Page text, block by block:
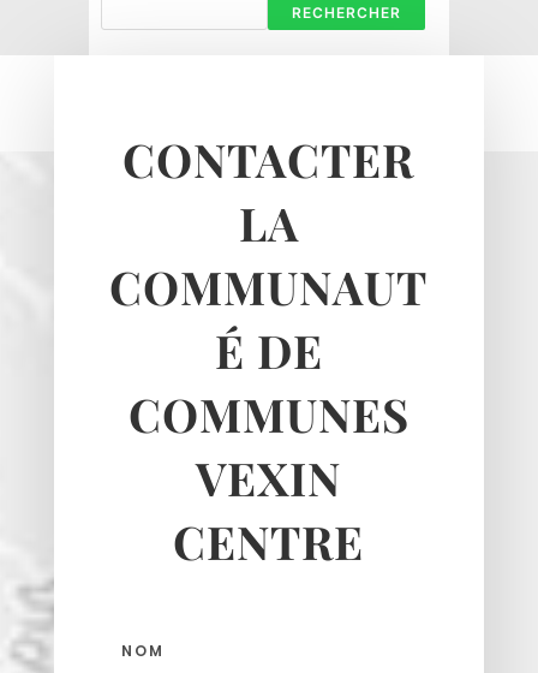
Le Bellay-en-vexin
Le Heaulme
Marines
Nucourt
Seraincourt
Themericourt
RECHERCHER
CONTACTER
LA
COMMUNAUT
É DE
COMMUNES
VEXIN
CENTRE